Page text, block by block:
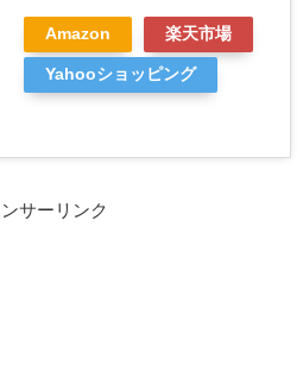
Amazon 楽天市場
Yahooショッピング
サーリンク